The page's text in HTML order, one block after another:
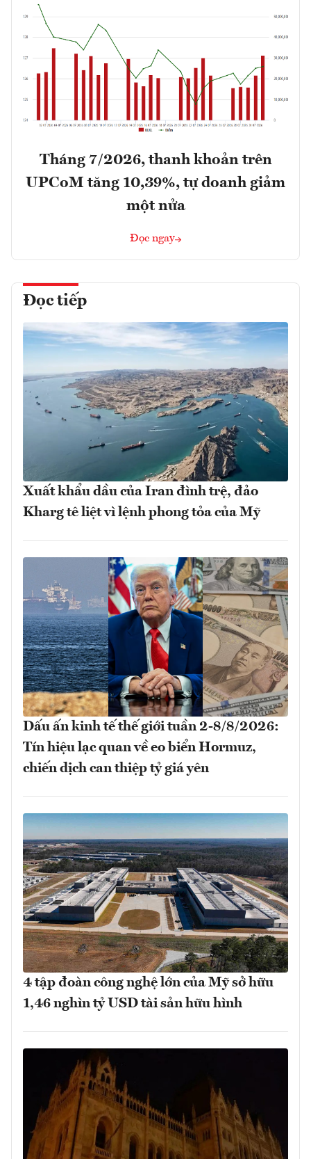
Tháng 7/2026, thanh khoản trên
UPCoM tăng 10,39%, tự doanh giảm
một nửa
Đọc ngay
Đọc tiếp
Xuất khẩu dầu của Iran đình trệ, đảo
Kharg tê liệt vì lệnh phong tỏa của Mỹ
Dấu ấn kinh tế thế giới tuần 2-8/8/2026:
Tín hiệu lạc quan về eo biển Hormuz,
chiến dịch can thiệp tỷ giá yên
4 tập đoàn công nghệ lớn của Mỹ sở hữu
1,46 nghìn tỷ USD tài sản hữu hình